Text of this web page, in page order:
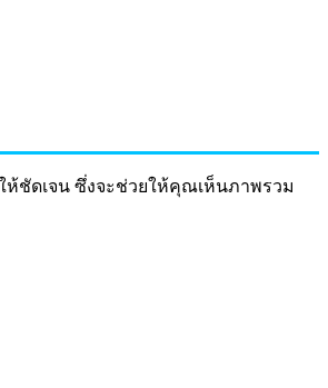
ห้ชัดเจน ซึ่งจะช่วยให้คุณเห็นภาพรวม